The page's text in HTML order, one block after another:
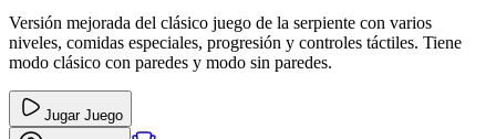
Versión mejorada del clásico juego de la serpiente con varios
niveles, comidas especiales, progresión y controles táctiles. Tiene
modo clásico con paredes y modo sin paredes.
Jugar Juego